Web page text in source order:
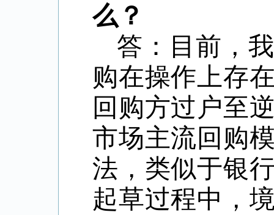
么？
答：目前，
购在操作上存
回购方过户至
市场主流回购
法，类似于银
起草过程中，